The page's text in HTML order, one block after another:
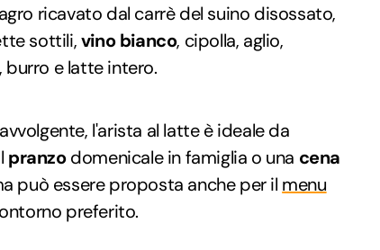
ricavato dal carrè del suino disossato,
sottili,vino bianco, cipolla, aglio,
burro e latte intero.
l'arista al latte è ideale da
pranzodomenicale in famiglia o una cena
può essere proposta anche per il menu
preferito.